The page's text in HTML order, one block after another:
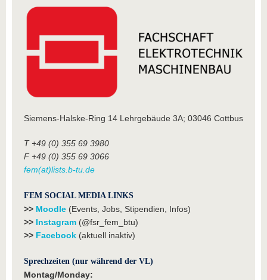
Siemens-Halske-Ring 14 Lehrgebäude 3A; 03046 Cottbus
T +49 (0) 355 69 3980
F +49 (0) 355 69 3066
fem(at)lists.b-tu.de
FEM SOCIAL MEDIA LINKS
>> Moodle (Events, Jobs, Stipendien, Infos)
>> Instagram (@fsr_fem_btu)
>> Facebook (aktuell inaktiv)
Sprechzeiten (nur während der VL)
Montag/Monday: